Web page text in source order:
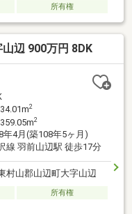
所有権
辺 900万円 8DK
2
2
年4月(築108年5ヶ月)
線 羽前山辺駅 徒歩17分
村山郡山辺町大字山辺
所有権